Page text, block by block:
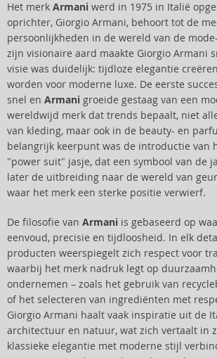
Het merk Armani werd in 1975 in Italië
oprichter, Giorgio Armani, behoort tot de
persoonlijkheden in de wereld van de
zijn visionaire aard maakte Giorgio Armani
visie was duidelijk: tijdloze elegantie
worden voor moderne luxe. De eerste
snel en Armani groeide gestaag van een
wereldwijd merk dat trends bepaalt, niet
van kleding, maar ook in de beauty- en
belangrijk keerpunt was de introductie van
"power suit" jasje, dat een symbool van de
later de uitbreiding naar de wereld van
waar het merk een sterke positie verwierf.
De filosofie van Armani is gebaseerd op
eenvoud, precisie en tijdloosheid. In elk
producten weerspiegelt zich respect voor
waarbij het merk nadruk legt op
ondernemen – zoals het gebruik van
of het selecteren van ingrediënten met
Giorgio Armani haalt vaak inspiratie uit de
architectuur en natuur, wat zich vertaalt in
klassieke elegantie met moderne stijl